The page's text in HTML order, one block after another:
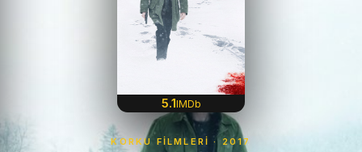
5.1IMDb
KORKU FILMLERI · 2017